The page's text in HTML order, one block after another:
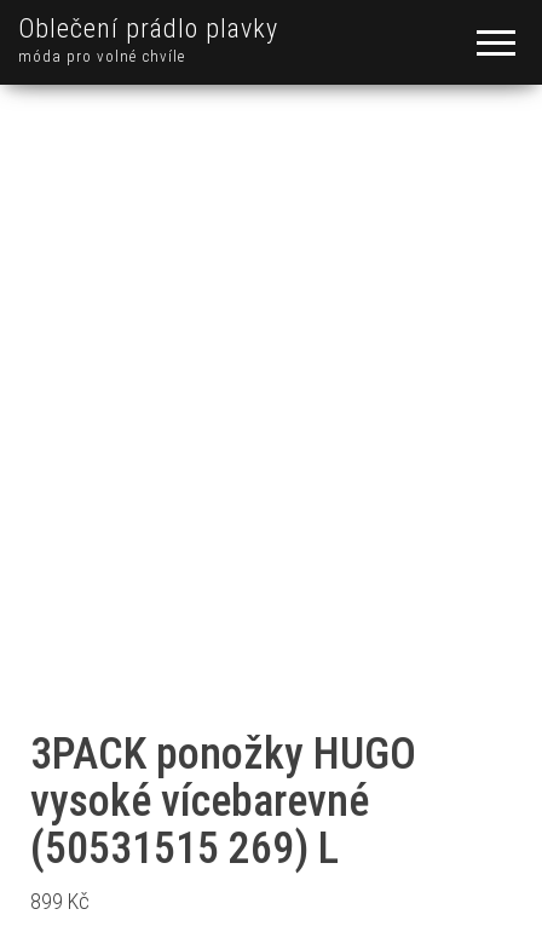
Oblečení prádlo plavky
móda pro volné chvíle
3PACK ponožky HUGO
vysoké vícebarevné
(50531515 269) L
899 Kč